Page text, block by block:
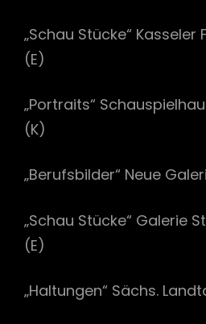
„Schau Stücke“ Kasseler
(E)
„Portraits“
(K)
„Berufsbilder“ Neue
„Schau Stücke“ Galerie
(E)
„Haltungen“ Sächs.